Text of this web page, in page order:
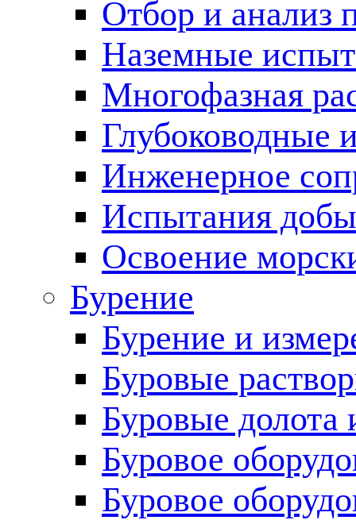
Отбор и анализ
Наземные
Многофазная
Глубоководные
Инженерное
Испытания
Освоение
Бурение
Бурение и
Буровые
Буровые долота
Буровое
Буровое